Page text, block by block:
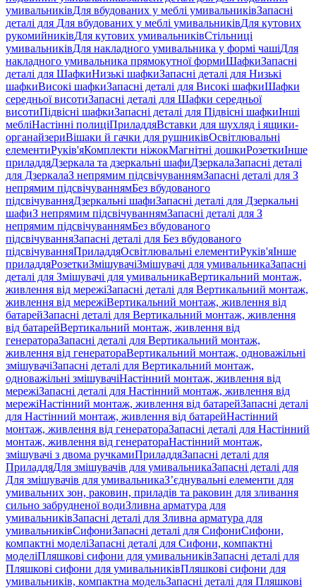
умивальниківДля вбудованих у меблі умивальниківЗапасні
деталі для Для вбудованих у меблі умивальниківДля кутових
рукомийниківДля кутових умивальниківСтільниці
умивальниківДля накладного умивальника у формі чашіДля
накладного умивальника прямокутної формиШафкиЗапасні
деталі для ШафкиНизькі шафкиЗапасні деталі для Низькі
шафкиВисокі шафкиЗапасні деталі для Високі шафкиШафки
середньої висотиЗапасні деталі для Шафки середньої
висотиПідвісні шафкиЗапасні деталі для Підвісні шафкиІнші
мебліНастінні полиціПриладдяВставки для шухляд і ящики-
органайзериВішаки й гачки для рушниківОсвітлювальні
елементиРуків'яКомплекти ніжокМагнітні дошкиРозеткиІнше
приладдяДзеркала та дзеркальні шафиДзеркалаЗапасні деталі
для ДзеркалаЗ непрямим підсвічуваннямЗапасні деталі для З
непрямим підсвічуваннямБез вбудованого
підсвічуванняДзеркальні шафиЗапасні деталі для Дзеркальні
шафиЗ непрямим підсвічуваннямЗапасні деталі для З
непрямим підсвічуваннямБез вбудованого
підсвічуванняЗапасні деталі для Без вбудованого
підсвічуванняПриладдяОсвітлювальні елементиРуків'яІнше
приладдяРозеткиЗмішувачіЗмішувачі для умивальникаЗапасні
деталі для Змішувачі для умивальникаВертикальний монтаж,
живлення від мережіЗапасні деталі для Вертикальний монтаж,
живлення від мережіВертикальний монтаж, живлення від
батарейЗапасні деталі для Вертикальний монтаж, живлення
від батарейВертикальний монтаж, живлення від
генератораЗапасні деталі для Вертикальний монтаж,
живлення від генератораВертикальний монтаж, одноважільні
змішувачіЗапасні деталі для Вертикальний монтаж,
одноважільні змішувачіНастінний монтаж, живлення від
мережіЗапасні деталі для Настінний монтаж, живлення від
мережіНастінний монтаж, живлення від батарейЗапасні деталі
для Настінний монтаж, живлення від батарейНастінний
монтаж, живлення від генератораЗапасні деталі для Настінний
монтаж, живлення від генератораНастінний монтаж,
змішувачі з двома ручкамиПриладдяЗапасні деталі для
ПриладдяДля змішувачів для умивальникаЗапасні деталі для
Для змішувачів для умивальникаЗ’єднувальні елементи для
умивальних зон, раковин, приладів та раковин для зливання
сильно забрудненої водиЗливна арматура для
умивальниківЗапасні деталі для Зливна арматура для
умивальниківСифониЗапасні деталі для СифониСифони,
компактні моделіЗапасні деталі для Сифони, компактні
моделіПляшкові сифони для умивальниківЗапасні деталі для
Пляшкові сифони для умивальниківПляшкові сифони для
умивальників, компактна модельЗапасні деталі для Пляшкові